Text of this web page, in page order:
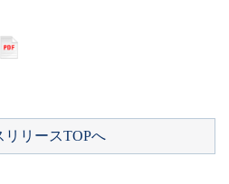
リリースTOPへ